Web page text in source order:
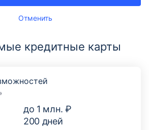
Отменить
кредитные карты
до 1 млн. ₽
200 дней